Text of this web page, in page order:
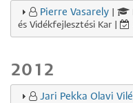
Pierre Vasarely
és Vidékfejlesztési Kar |
2012
Jari Pekka Olavi